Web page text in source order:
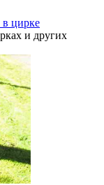
в цирке
и других